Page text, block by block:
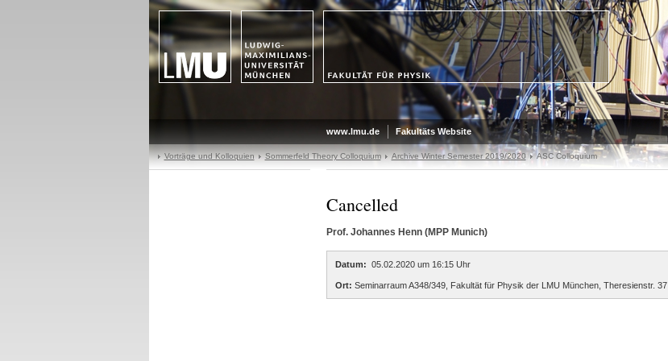
www.lmu.de Fakultäts Website
Vorträge und Kolloquien Sommerfeld Theory Colloquium Archive Winter Semester 2019/2020 ASC Colloquium
Cancelled
Prof. Johannes Henn (MPP Munich)
Datum: 05.02.2020 um 16:15 Uhr
Ort: Seminarraum A348/349, Fakultät für Physik der LMU München, Theresienstr. 37